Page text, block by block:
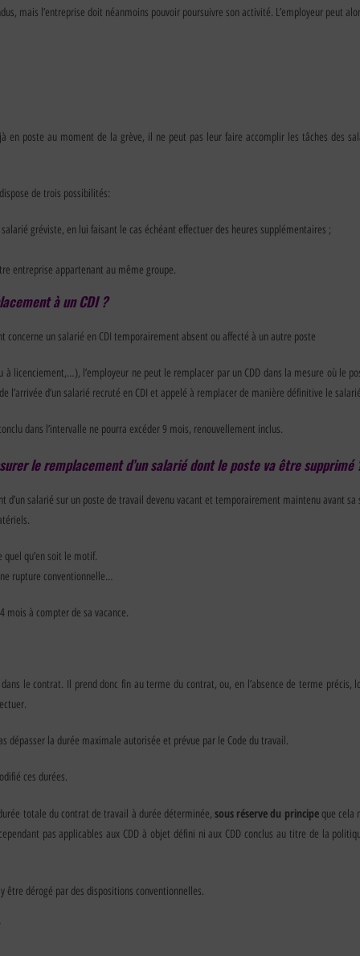
mais l’entreprise doit néanmoins pouvoir poursuivre son activité. L’employeur peut
en poste au moment de la grève, il ne peut pas leur faire accomplir les tâches des
de trois possibilités:
gréviste, en lui faisant le cas échéant effectuer des heures supplémentaires ;
entreprise appartenant au même groupe.
à un CDI ?
concerne un salarié en CDI temporairement absent ou affecté à un autre poste
à licenciement,…), l’employeur ne peut le remplacer par un CDD dans la mesure où le
l’arrivée d’un salarié recruté en CDI et appelé à remplacer de manière définitive le
dans l’intervalle ne pourra excéder 9 mois, renouvellement inclus.
le remplacement d’un salarié dont le poste va être supprimé
d’un salarié sur un poste de travail devenu vacant et temporairement maintenu avant sa
qu’en soit le motif.
rupture conventionnelle…
mois à compter de sa vacance.
le contrat. Il prend donc fin au terme du contrat, ou, en l’absence de terme précis,
dépasser la durée maximale autorisée et prévue par le Code du travail.
ces durées.
totale du contrat de travail à durée déterminée,sous réserve du principeque cela
pas applicables aux CDD à objet défini ni aux CDD conclus au titre de la
être dérogé par des dispositions conventionnelles.